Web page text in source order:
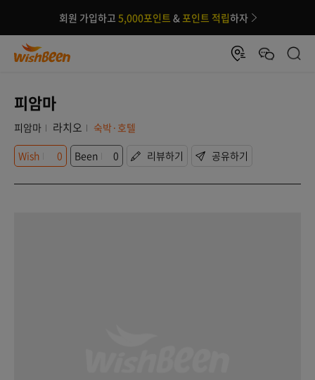
회원 가입하고 5,000포인트 &포인트 적립하자
피암마
피암마 라치오
숙박·호텔
Wish
0 Been 0 리뷰하기 공유하기